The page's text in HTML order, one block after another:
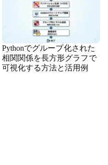
Pythonでグループ化された
相関関係を長方形グラフで
可視化する方法と活用例